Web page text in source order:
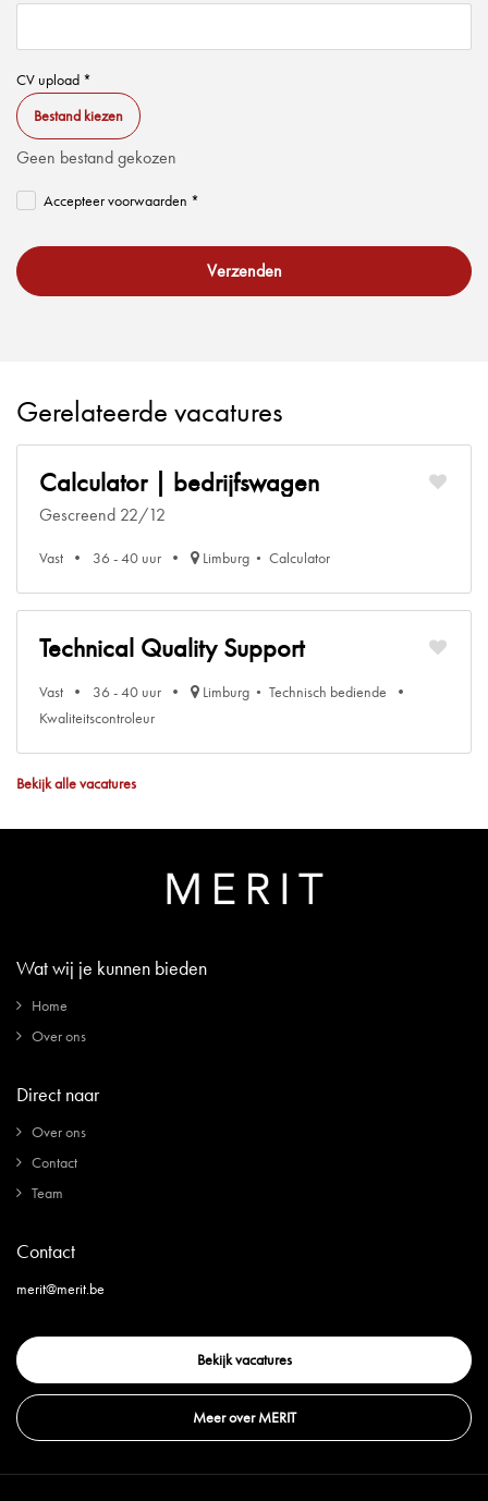
CV upload *
Bestand kiezen
Geen bestand gekozen
Accepteer voorwaarden *
Verzenden
Gerelateerde vacatures
Calculator | bedrijfswagen
Gescreend 22/12
Vast 36 - 40 uur Limburg Calculator
Technical Quality Support
Vast 36 - 40 uur Limburg
Technisch bediende
Kwaliteitscontroleur
Bekijk alle vacatures
Wat wij je kunnen bieden
Home
Over ons
Direct naar
Over ons
Contact
Team
Contact
merit@merit.be
Bekijk vacatures
Meer over MERIT